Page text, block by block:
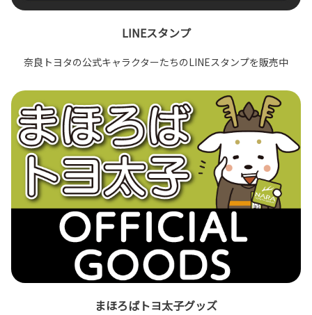
LINEスタンプ
奈良トヨタの公式キャラクターたちのLINEスタンプを販売中
まほろばトヨ太子グッズ